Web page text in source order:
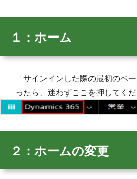
１：ホーム
「サインインした際の最初のペ
ったら、迷わずここを押してくだ
２：ホームの変更